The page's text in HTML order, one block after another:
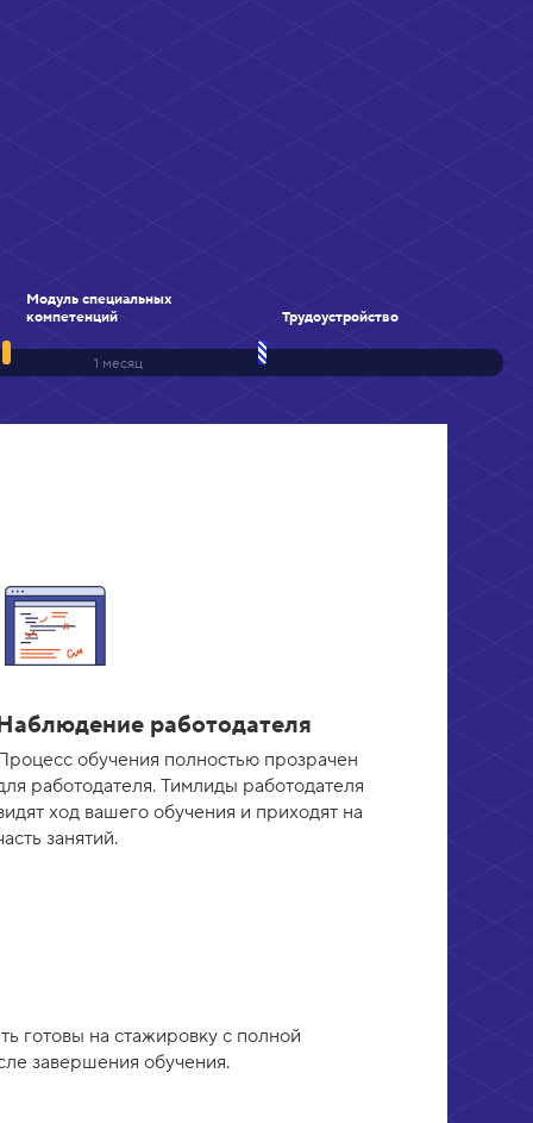
1 месяц
Модуль специальных
компетенций
Трудоустройство
работодателя
обучения полностью прозрачен
работодателя. Тимлиды работодателя
ход вашего обучения и приходят на
занятий.
готовы на стажировку с полной
завершения обучения.